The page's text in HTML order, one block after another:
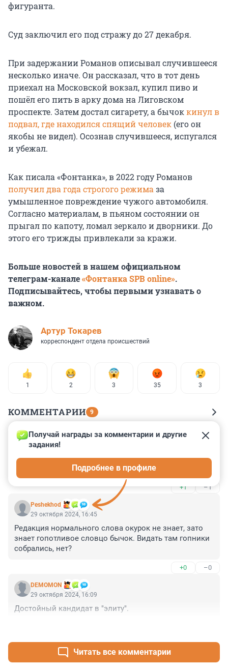
фигуранта.
Суд заключил его под стражу до 27 декабря.
При задержании Романов описывал случившееся
несколько иначе. Он рассказал, что в тот день
приехал на Московской вокзал, купил пиво и
пошёл его пить в арку дома на Лиговском
проспекте. Затем достал сигарету, а бычоккинул в
подвал, где находился спящий человек (его он
якобы не видел). Осознав случившееся, испугался
и убежал.
Как писала «Фонтанка», в 2022 году Романов
получил два года строгого режимаза
умышленное повреждение чужого автомобиля.
Согласно материалам, в пьяном состоянии он
прыгал по капоту, ломал зеркало и дворники. До
этого его трижды привлекали за кражи.
Больше новостей в нашем официальном
телеграм-канале«Фонтанка SPB online».
Подписывайтесь, чтобы первыми узнавать о
важном.
Артур Токарев
корреспондент отдела происшествий
1 2 3 35 3
КОММЕНТАРИИ 9
Гость
29 октября 2024, 18:11
Любители делать ставки на *шерсть*, вы где? Почему
замолкли разом?
+1 –1
Peshekhod
Получай награды за комментарии и другие
задания!
Подробнее в профиле
29 октября 2024, 16:45
Редакция нормального слова окурок не знает, зато
знает гопотливое словцо бычок. Видать там гопники
собрались, нет?
+0 –0
DEMOMON
29 октября 2024, 16:09
Достойный кандидат в "элиту".
Читать все комментарии